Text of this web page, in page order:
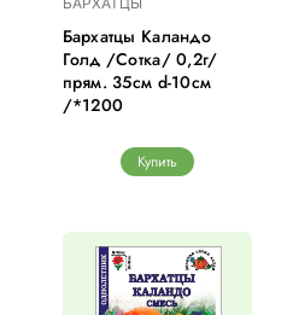
Бархатцы Каландо
Голд /Сотка/ 0,2г/
прям. 35см d-10см
/*1200
Купить